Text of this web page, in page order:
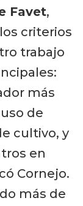
Favet,
criterios
trabajo
más
de
cultivo, y
en
Cornejo.
más de